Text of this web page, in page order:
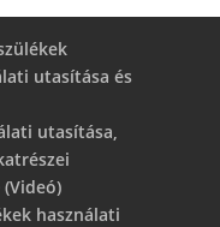
utasítása és
utasítása,
használati